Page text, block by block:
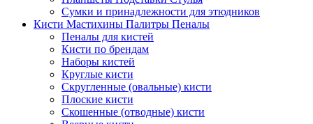
Сумки и принадлежности для этюдников
Кисти Мастихины Палитры Пеналы
Пеналы для кистей
Кисти по брендам
Наборы кистей
Круглые кисти
Скругленные (овальные) кисти
Плоские кисти
Скошенные (отводные) кисти